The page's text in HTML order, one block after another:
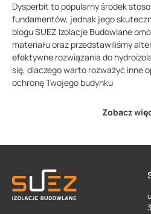
Dysperbit to popularny środek
fundamentów, jednak jego
blogu SUEZ Izolacje Budowlane
materiału oraz przedstawiliśmy
efektywne rozwiązania do
się, dlaczego warto rozważyć inne
ochronę Twojego budynku
Zobacz